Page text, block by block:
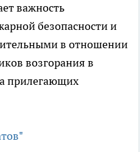
важность
безопасности и
в отношении
возгорания в
прилегающих